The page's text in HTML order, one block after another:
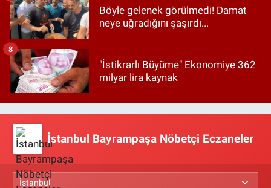
Böyle gelenek görülmedi! Damat
neye uğradığını şaşırdı...
"İstikrarlı Büyüme" Ekonomiye 362
milyar lira kaynak
8
İstanbul Bayrampaşa Nöbetçi Eczaneler